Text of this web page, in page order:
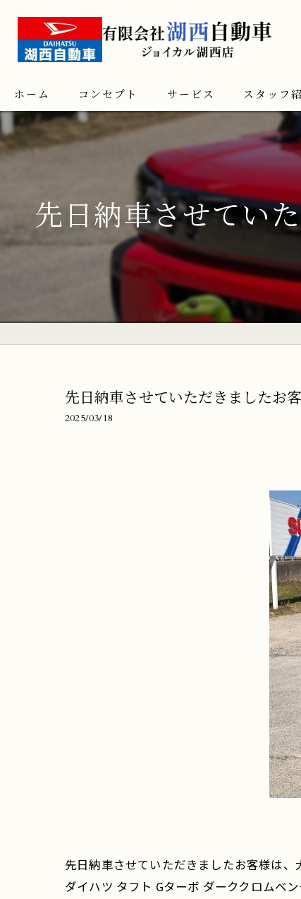
ホーム コンセプト サービス スタッフ
先日納車させてい
先日納車させていただきましたお
2025/03/18
先日納車させていただきましたお客様は、
ダイハツ タフト Gターボ ダーククロムベ